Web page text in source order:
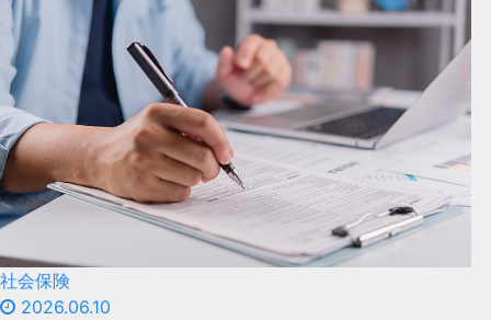
社会保険
2026.06.10